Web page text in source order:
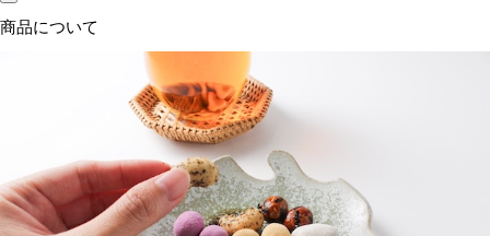
商品について